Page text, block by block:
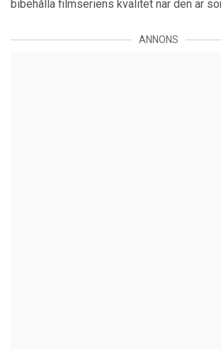
bibehålla filmseriens kvalitet när den är
ANNONS